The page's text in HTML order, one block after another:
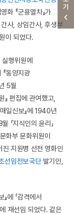
『군용열차』가
사, 상임간사, 후생부
이 되었다.
실행위원에
동양지광
5월
』 편집에 관여했고,
일신보』에 1940년
「지식인의 윤리」
문화부 문화위원이
지원병 선전 영화인
선임전보국단 발기인,
에 「감격에서
재선임 되었다. 같은